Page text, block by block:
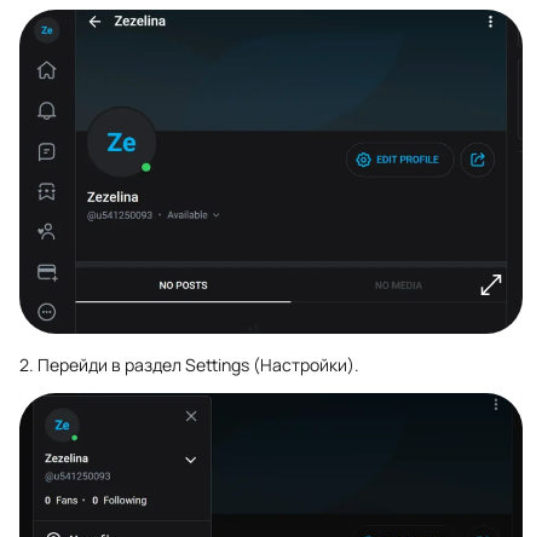
2. Перейди в раздел Settings (Настройки).